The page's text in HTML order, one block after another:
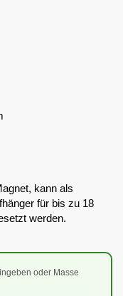
kann als
für bis zu 18
werden.
oder Masse